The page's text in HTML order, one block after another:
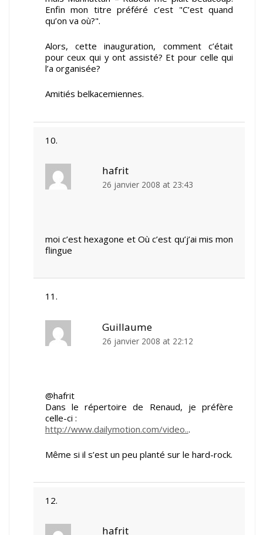
Enfin mon titre préféré c’est "C’est quand
qu’on va où?".
Alors, cette inauguration, comment c’était
pour ceux qui y ont assisté? Et pour celle qui
l’a organisée?
Amitiés belkacemiennes.
hafrit
26 janvier 2008 at 23:43
moi c’est hexagone et Où c’est qu’j’ai mis mon
flingue
Guillaume
26 janvier 2008 at 22:12
@hafrit
Dans le répertoire de Renaud, je préfère
celle-ci :
http://www.dailymotion.com/video...
Même si il s’est un peu planté sur le hard-rock.
hafrit